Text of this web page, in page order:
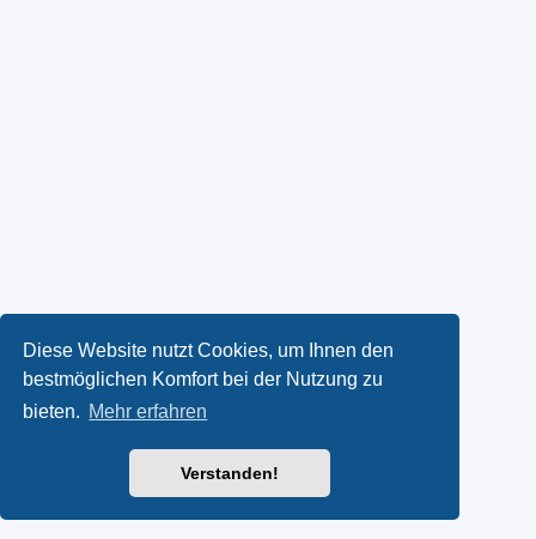
Diese Website nutzt Cookies, um Ihnen den
bestmöglichen Komfort bei der Nutzung zu
bieten. Mehr erfahren
Verstanden!